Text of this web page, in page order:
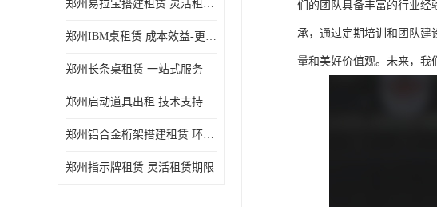
郑州易拉宝搭建租赁 灵活租赁期限
郑州IBM桌租赁 成本效益-更具经济性和实用性
郑州长条桌租赁 一站式服务
郑州启动道具出租 技术支持与现场服务
郑州铝合金桁架搭建租赁 环保节能
郑州指示牌租赁 灵活租赁期限
们的团队具备丰富的行业经
承，通过定期培训和团队建
量和美好价值观。未来，我